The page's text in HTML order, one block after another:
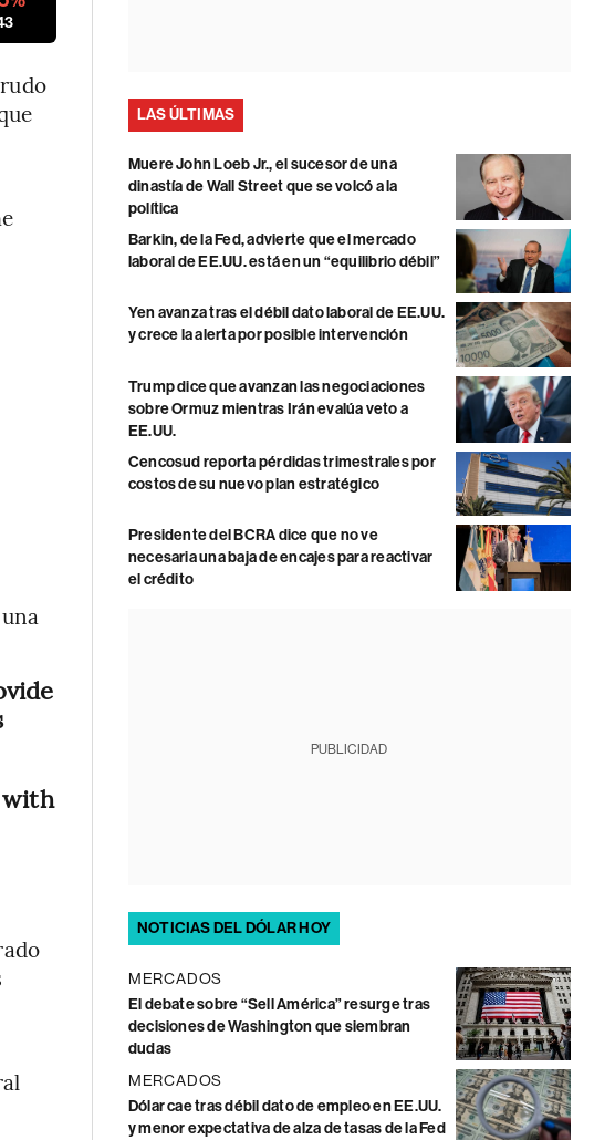
LAS ÚLTIMAS
Muere John Loeb Jr., el sucesor de una
dinastía de Wall Street que se volcó a la
política
Barkin, de la Fed, advierte que el mercado
laboral de EE.UU. está en un “equilibrio débil”
Yen avanza tras el débil dato laboral de EE.UU.
y crece la alerta por posible intervención
Trump dice que avanzan las negociaciones
sobre Ormuz mientras Irán evalúa veto a
EE.UU.
Cencosud reporta pérdidas trimestrales por
costos de su nuevo plan estratégico
Presidente del BCRA dice que no ve
necesaria una baja de encajes para reactivar
el crédito
PUBLICIDAD
NOTICIAS DEL DÓLAR HOY
MERCADOS
El debate sobre “Sell América” resurge tras
decisiones de Washington que siembran
dudas
MERCADOS
Dólar cae tras débil dato de empleo en EE.UU.
y menor expectativa de alza de tasas de la Fed